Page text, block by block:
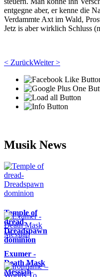
entgegne aber, er kenne die
Verdammte Axt im Wald,
Jetz is aber wirklich Schluss
< ZurückWeiter >
Musik News
Temple of
dread-
Dreadspawn
dominion
Exumer -
Death Mask
Messiah